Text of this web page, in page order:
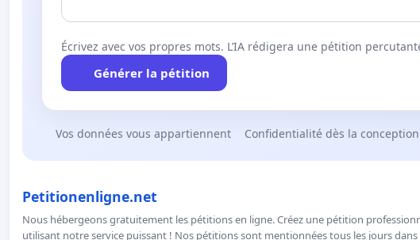
Écrivez avec vos propres mots. L’IA rédigera une pétition
Générer la pétition
Vos données vous appartiennent Confidentialité dès la conception
Petitionenligne.net
Nous hébergeons gratuitement les pétitions en ligne. Créez une pétition
utilisant notre service puissant ! Nos pétitions sont mentionnées tous les jours dans